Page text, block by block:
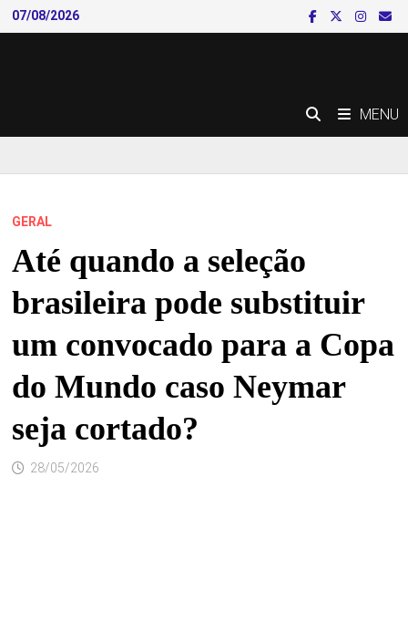
Skip
to
07/08/2026
MENU
GERAL
Até quando a seleção
brasileira pode substituir
um convocado para a Copa
do Mundo caso Neymar
seja cortado?
28/05/2026